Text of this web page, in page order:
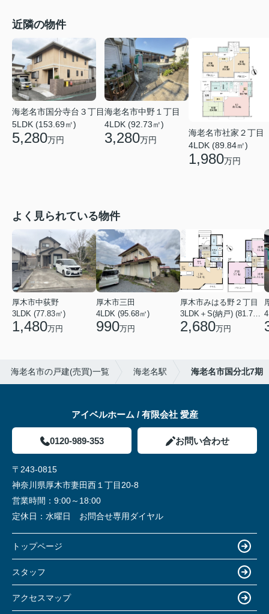
近隣の物件
海老名市国分寺台３丁目
5LDK (153.69㎡)
5,280万円
海老名市中野１丁目
4LDK (92.73㎡)
3,280万円
海老名市社家２丁目
4LDK (89.84㎡)
1,980万円
よく見られている物件
厚木市中荻野
3LDK (77.83㎡)
1,480万円
厚木市三田
4LDK (95.68㎡)
990万円
厚木市みはる野２丁目
3LDK＋S(納戸) (81.79㎡)
2,680万円
海老名市の戸建(売買)一覧 海老名駅 海老名市国分北7期
アイベルホーム / 有限会社 愛産
0120-989-353 お問い合わせ
〒243-0815
神奈川県厚木市妻田西１丁目20-8
営業時間： 9:00～18:00
定休日： 水曜日 お問合せ専用ダイヤル
トップページ
スタッフ
アクセスマップ